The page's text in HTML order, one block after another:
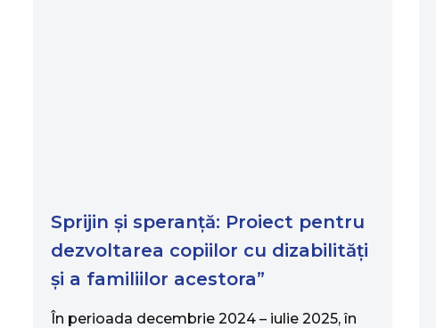
Sprijin și speranță: Proiect pentru
dezvoltarea copiilor cu dizabilități
și a familiilor acestora”
În perioada decembrie 2024 – iulie 2025, în